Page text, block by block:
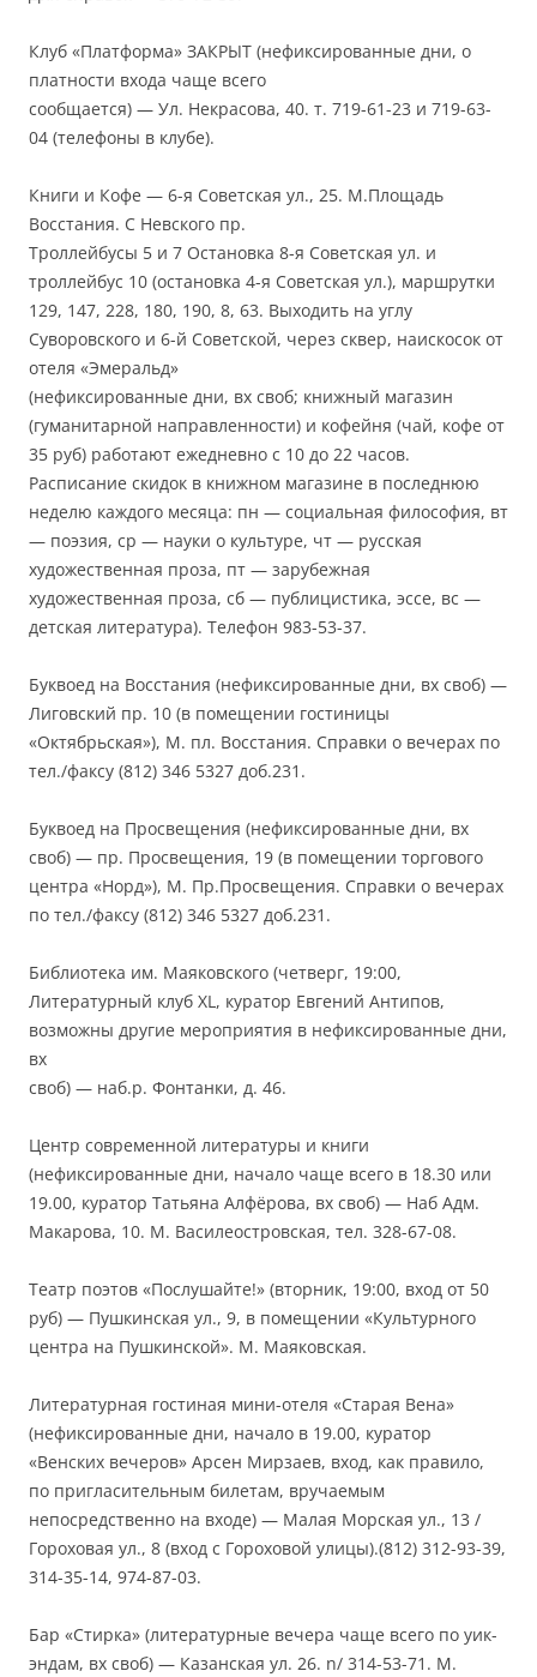
Клуб «Платформа» ЗАКРЫТ (нефиксированные дни, о
платности входа чаще всего
сообщается) — Ул. Некрасова, 40. т. 719-61-23 и 719-63-
04 (телефоны в клубе).
Книги и Кофе — 6-я Советская ул., 25. М.Площадь
Восстания. С Невского пр.
Троллейбусы 5 и 7 Остановка 8-я Советская ул. и
троллейбус 10 (остановка 4-я Советская ул.), маршрутки
129, 147, 228, 180, 190, 8, 63. Выходить на углу
Суворовского и 6-й Советской, через сквер, наискосок от
отеля «Эмеральд»
(нефиксированные дни, вх своб; книжный магазин
(гуманитарной направленности) и кофейня (чай, кофе от
35 руб) работают ежедневно с 10 до 22 часов.
Расписание скидок в книжном магазине в последнюю
неделю каждого месяца: пн — социальная философия, вт
— поэзия, ср — науки о культуре, чт — русская
художественная проза, пт — зарубежная
художественная проза, сб — публицистика, эссе, вс —
детская литература). Телефон 983-53-37.
Буквоед на Восстания (нефиксированные дни, вх своб) —
Лиговский пр. 10 (в помещении гостиницы
«Октябрьская»), М. пл. Восстания. Справки о вечерах по
тел./факсу (812) 346 5327 доб.231.
Буквоед на Просвещения (нефиксированные дни, вх
своб) — пр. Просвещения, 19 (в помещении торгового
центра «Норд»), М. Пр.Просвещения. Справки о вечерах
по тел./факсу (812) 346 5327 доб.231.
Библиотека им. Маяковского (четверг, 19:00,
Литературный клуб XL, куратор Евгений Антипов,
возможны другие мероприятия в нефиксированные дни,
вх
своб) — наб.р. Фонтанки, д. 46.
Центр современной литературы и книги
(нефиксированные дни, начало чаще всего в 18.30 или
19.00, куратор Татьяна Алфёрова, вх своб) — Наб Адм.
Макарова, 10. М. Василеостровская, тел. 328-67-08.
Театр поэтов «Послушайте!» (вторник, 19:00, вход от 50
руб) — Пушкинская ул., 9, в помещении «Культурного
центра на Пушкинской». М. Маяковская.
Литературная гостиная мини-отеля «Старая Вена»
(нефиксированные дни, начало в 19.00, куратор
«Венских вечеров» Арсен Мирзаев, вход, как правило,
по пригласительным билетам, вручаемым
непосредственно на входе) — Малая Морская ул., 13 /
Гороховая ул., 8 (вход с Гороховой улицы).(812) 312-93-39,
314-35-14, 974-87-03.
Бар «Стирка» (литературные вечера чаще всего по уик-
эндам, вх своб) — Казанская ул. 26. n/ 314-53-71. М.